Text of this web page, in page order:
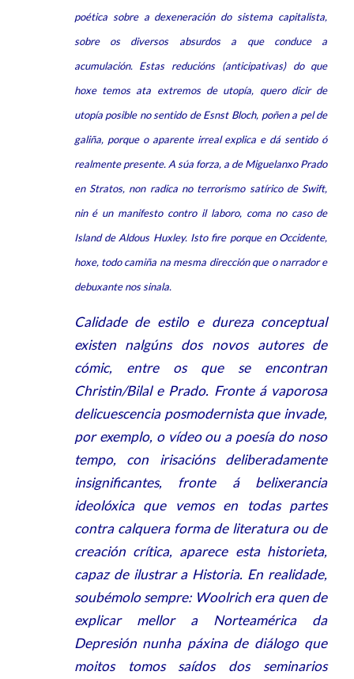
poética sobre a dexeneración do sistema capitalista,
sobre os diversos absurdos a que conduce a
acumulación. Estas reducións (anticipativas) do que
hoxe temos ata extremos de utopía, quero dicir de
utopía posible no sentido de Esnst Bloch, poñen a pel de
galiña, porque o aparente irreal explica e dá sentido ó
realmente presente. A súa forza, a de Miguelanxo Prado
en Stratos, non radica no terrorismo satírico de Swift,
nin é un manifesto contro il laboro, coma no caso de
Island de Aldous Huxley. Isto fire porque en Occidente,
hoxe, todo camiña na mesma dirección que o narrador e
debuxante nos sinala.
Calidade de estilo e dureza conceptual
existen nalgúns dos novos autores de
cómic, entre os que se encontran
Christin/Bilal e Prado. Fronte á vaporosa
delicuescencia posmodernista que invade,
por exemplo, o vídeo ou a poesía do noso
tempo, con irisacións deliberadamente
insignificantes, fronte á belixerancia
ideolóxica que vemos en todas partes
contra calquera forma de literatura ou de
creación crítica, aparece esta historieta,
capaz de ilustrar a Historia. En realidade,
soubémolo sempre: Woolrich era quen de
explicar mellor a Norteamérica da
Depresión nunha páxina de diálogo que
moitos tomos saídos dos seminarios